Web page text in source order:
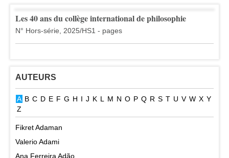
Les 40 ans du collège international de philosophie
N° Hors-série, 2025/HS1 - pages
AUTEURS
A B C D E F G H I J K L M N O P Q R S T U V W X Y
Z
Fikret Adaman
Valerio Adami
Ana Ferreira Adão